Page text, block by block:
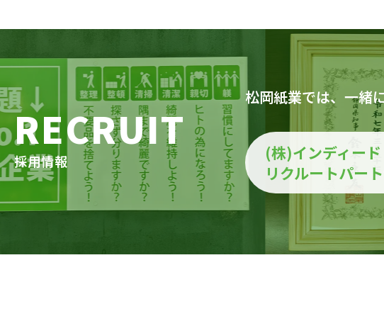
RECRUIT
採用情報
松岡紙業では、一緒
(株)インディード
リクルートパー